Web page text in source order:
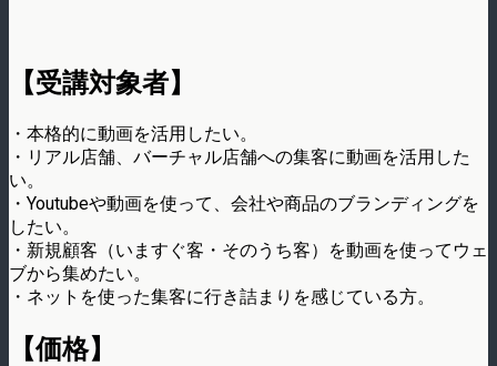
【受講対象者】
・本格的に動画を活用したい。
・リアル店舗、バーチャル店舗への集客に動画を活用した
い。
・Youtubeや動画を使って、会社や商品のブランディングを
したい。
・新規顧客（いますぐ客・そのうち客）を動画を使ってウェ
ブから集めたい。
・ネットを使った集客に行き詰まりを感じている方。
【価格】